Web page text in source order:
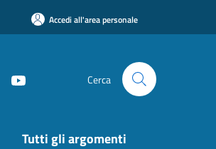
Accedi all'area personale
Cerca
Tutti gli argomenti